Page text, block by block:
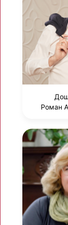
Роман